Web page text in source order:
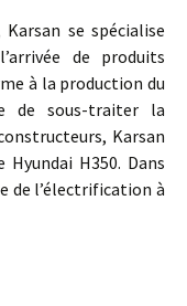
se spécialise
de produits
à la production du
de sous-traiter la
Karsan
H350. Dans
de l’électrification à